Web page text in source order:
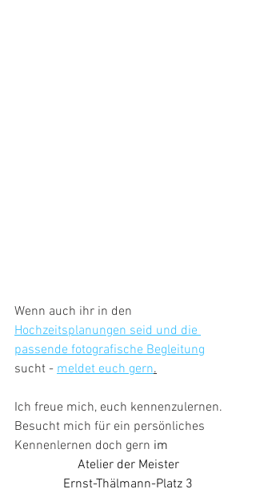
Wenn auch ihr in den
Hochzeitsplanungen seid und die
passende fotografische Begleitung
sucht - meldet euch gern.
Ich freue mich, euch kennenzulernen.
Besucht mich für ein persönliches
Kennenlernen doch gern im
Atelier der Meister
Ernst-Thälmann-Platz 3